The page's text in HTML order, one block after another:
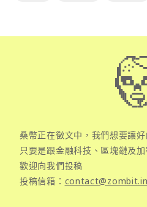
桑幣正在徵文中，我們想要讓
只要是跟金融科技、區塊鏈及
歡迎向我們投稿
投稿信箱：